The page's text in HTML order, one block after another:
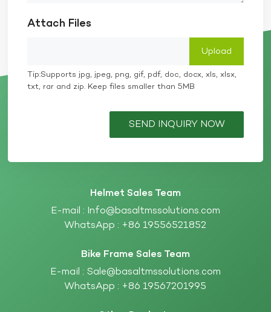
Attach Files
Tip:Supports jpg, jpeg, png, gif, pdf, doc, docx, xls, xlsx,
txt, rar and zip. Keep files smaller than 5MB
SEND INQUIRY NOW
Helmet Sales Team
E-mail : Info@basaltmssolutions.com
WhatsApp : +86 19556521852
Bike Frame Sales Team
E-mail : Sale@basaltmssolutions.com
WhatsApp : +86 19567201995